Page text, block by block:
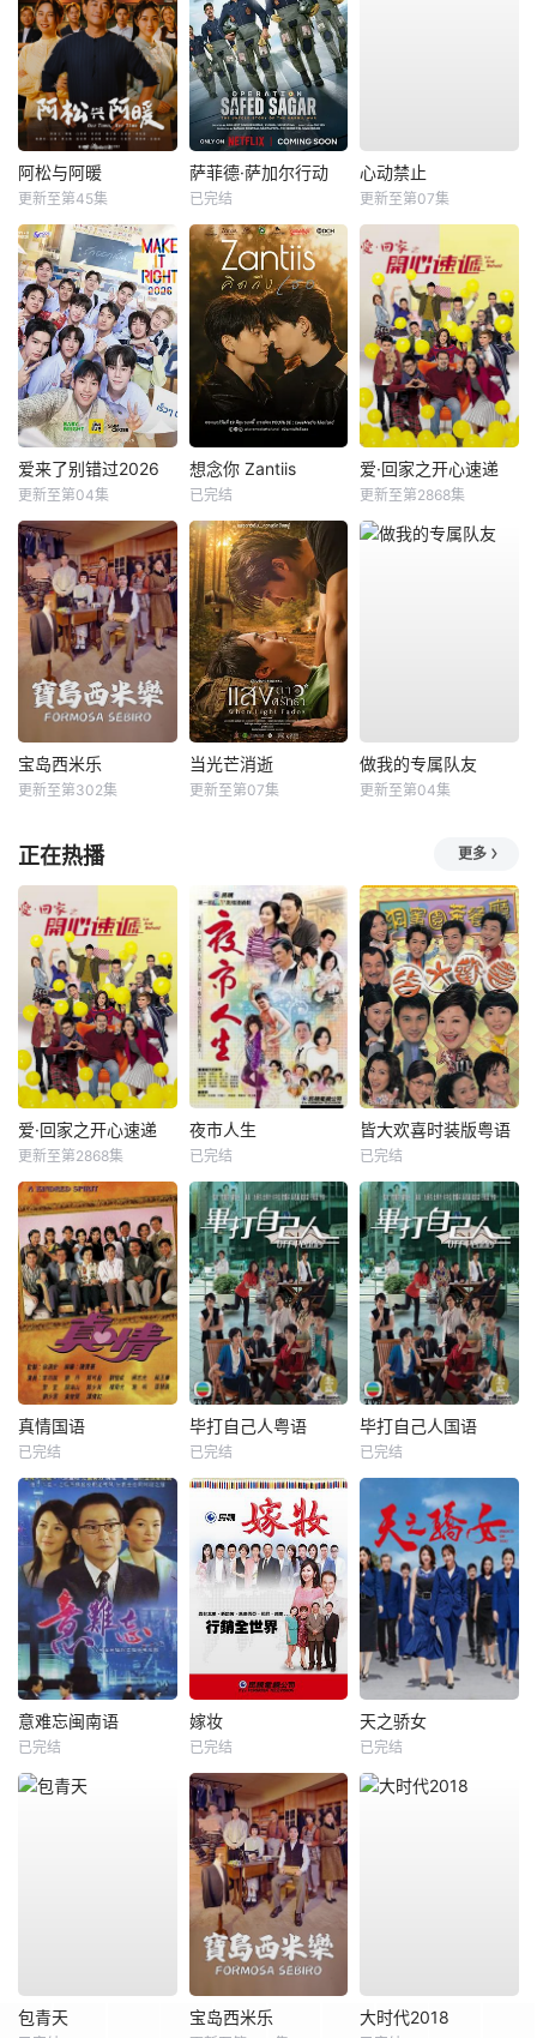
阿松与阿暖
更新至第45集
萨菲德·萨加尔行动
已完结
心动禁止
更新至第07集
爱来了别错过2026
更新至第04集
想念你 Zantiis
已完结
爱·回家之开心速递
更新至第2868集
宝岛西米乐
更新至第302集
当光芒消逝
更新至第07集
做我的专属队友
更新至第04集
正在热播 更多
爱·回家之开心速递
更新至第2868集
夜市人生
已完结
皆大欢喜时装版粤语
已完结
真情国语
已完结
毕打自己人粤语
已完结
毕打自己人国语
已完结
意难忘闽南语
已完结
嫁妆
已完结
天之骄女
已完结
包青天 宝岛西米乐 大时代2018